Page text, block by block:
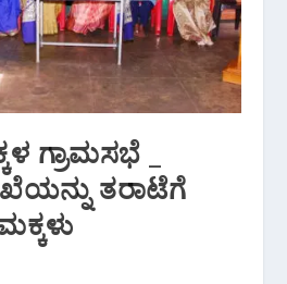
ಗ್ರಾಮಸಭೆ _
ತರಾಟೆಗೆ